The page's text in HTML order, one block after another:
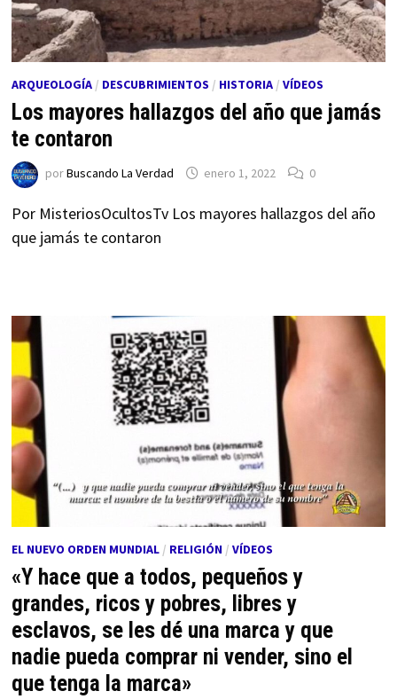
ARQUEOLOGÍA/ DESCUBRIMIENTOS / HISTORIA/ VÍDEOS
Los mayores hallazgos del año que jamás
te contaron
porBuscando La Verdad enero 1, 2022 0
Por MisteriosOcultosTv Los mayores hallazgos del año
que jamás te contaron
EL NUEVO ORDEN MUNDIAL/ RELIGIÓN/ VÍDEOS
«Y hace que a todos, pequeños y
grandes, ricos y pobres, libres y
esclavos, se les dé una marca y que
nadie pueda comprar ni vender, sino el
que tenga la marca»